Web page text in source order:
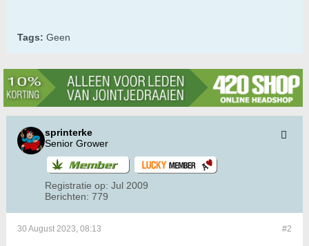
Tags: Geen
sprinterke
Senior Grower
Registratie op: Jul 2009
Berichten: 779
#2
30 August 2023, 08:13